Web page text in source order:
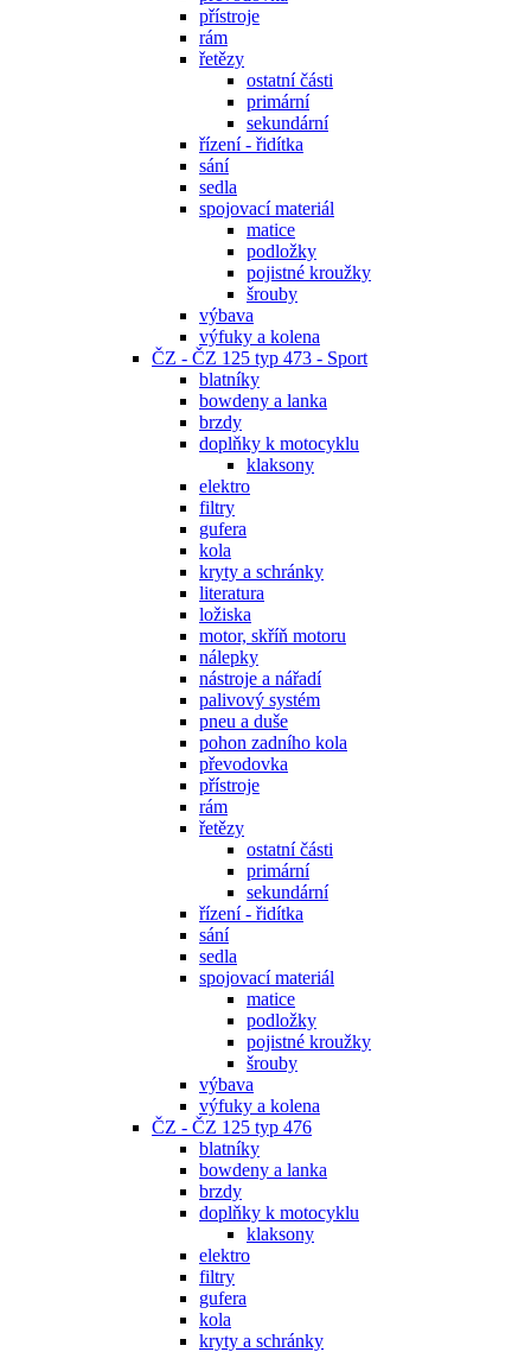
přístroje
rám
řetězy
ostatní části
primární
sekundární
řízení - řidítka
sání
sedla
spojovací materiál
matice
podložky
pojistné kroužky
šrouby
výbava
výfuky a kolena
ČZ - ČZ 125 typ 473 - Sport
blatníky
bowdeny a lanka
brzdy
doplňky k motocyklu
klaksony
elektro
filtry
gufera
kola
kryty a schránky
literatura
ložiska
motor, skříň motoru
nálepky
nástroje a nářadí
palivový systém
pneu a duše
pohon zadního kola
převodovka
přístroje
rám
řetězy
ostatní části
primární
sekundární
řízení - řidítka
sání
sedla
spojovací materiál
matice
podložky
pojistné kroužky
šrouby
výbava
výfuky a kolena
ČZ - ČZ 125 typ 476
blatníky
bowdeny a lanka
brzdy
doplňky k motocyklu
klaksony
elektro
filtry
gufera
kola
kryty a schránky